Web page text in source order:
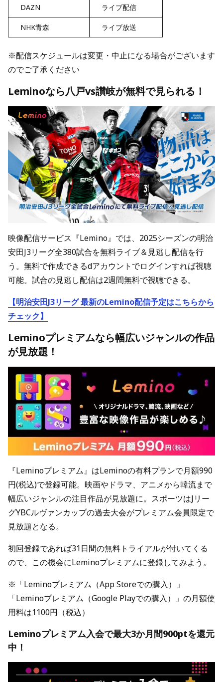
DAZN ライブ配信
NHK青森 ライブ放送
※配信スケジュールは変更・中止になる場合がございます
のでご了承ください
Leminoなら八戸vs讃岐が無料で見られる！
映像配信サービス『Lemino』では、2025シーズンの明治
安田J3リーグ全380試合を無料ライブ＆見逃し配信を行
う。無料で作成できるdアカウントでログインすれば視聴
可能。試合の見逃し配信は2週間無料で視聴できる。
【明治安田J3リーグ 最新のLemino配信予定はこちらから
チェック】
Leminoプレミアムなら幅広いジャンルの作品
が見放題！
『Leminoプレミアム』はLeminoの有料プランで月額990
円(税込)で登録可能。映画やドラマ、アニメから韓流まで
幅広いジャンルの注目作品が見放題に。スポーツはJリー
グYBCルヴァンカップの過去大会がプレミアム会員限定で
見放題となる。
初回登録であれば31日間の無料トライアルが付いてくる
ので、この機会にLeminoプレミアムに登録してみよう。
※「Leminoプレミアム（App Storeでの購入）」
「Leminoプレミアム（Google Playでの購入）」の月額使
用料は1100円（税込）
Leminoプレミアム入会で最大3か月間900ptを還元
中！